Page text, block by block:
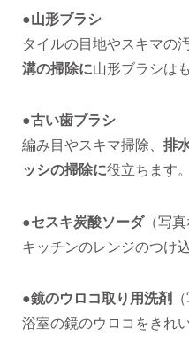
●山形ブラシ
タイルの目地やスキマの
溝の掃除に山形ブラシは
●古い歯ブラシ
編み目やスキマ掃除、 排
ッシの掃除に役立ちます。
●セスキ炭酸ソーダ（写真
キッチンのレンジのつけ
●鏡のウロコ取り用洗剤
浴室の鏡のウロコをきれ